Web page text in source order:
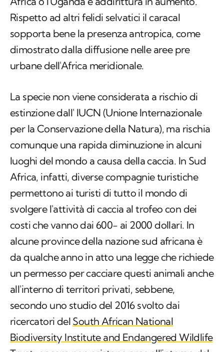
dimostrato dalla diffusione nelle aree pre
urbane dell'Africa meridionale.
La specie non viene considerata a rischio di
estinzione dall' IUCN (Unione Internazionale
comunque una rapida diminuzione in alcuni
luoghi del mondo a causa della caccia. In Sud
Africa, infatti, diverse compagnie turistiche
permettono ai turisti di tutto il mondo di
svolgere l'attività di caccia al trofeo con dei
costi che vanno dai 600- ai 2000 dollari. In
alcune province della nazione sud africana è
da qualche anno in atto una legge che richiede
un permesso per cacciare questi animali anche
all'interno di territori privati, sebbene,
secondo uno studio del 2016 svolto dai
ricercatori delSouth African National
Biodiversity Institute and Endangered Wildlife
Trust,ancora non esistano aree all'interno del
quale questo animale sia completamente
tutelato.